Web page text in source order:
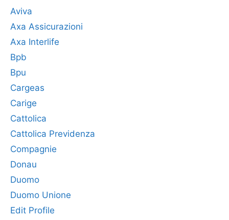
Aviva
Axa Assicurazioni
Axa Interlife
Bpb
Bpu
Cargeas
Carige
Cattolica
Cattolica Previdenza
Compagnie
Donau
Duomo
Duomo Unione
Edit Profile